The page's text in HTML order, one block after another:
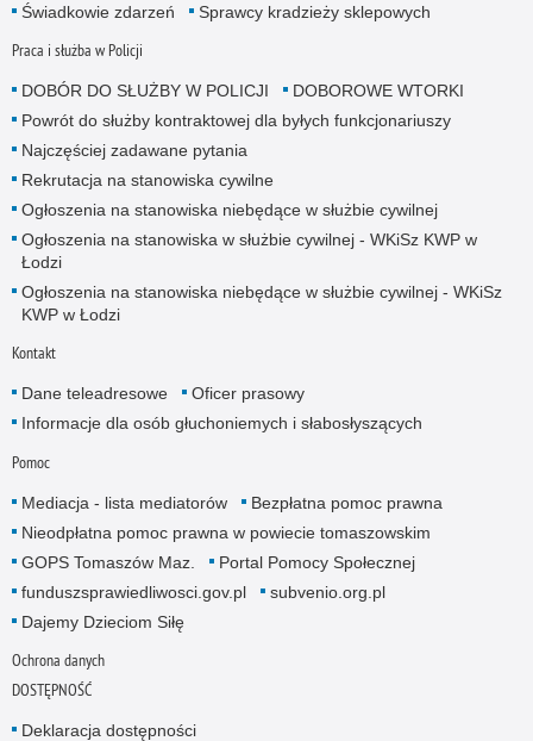
Świadkowie zdarzeń
Sprawcy kradzieży sklepowych
Praca i służba w Policji
DOBÓR DO SŁUŻBY W POLICJI
DOBOROWE WTORKI
Powrót do służby kontraktowej dla byłych funkcjonariuszy
Najczęściej zadawane pytania
Rekrutacja na stanowiska cywilne
Ogłoszenia na stanowiska niebędące w służbie cywilnej
Ogłoszenia na stanowiska w służbie cywilnej - WKiSz KWP w
Łodzi
Ogłoszenia na stanowiska niebędące w służbie cywilnej - WKiSz
KWP w Łodzi
Kontakt
Dane teleadresowe
Oficer prasowy
Informacje dla osób głuchoniemych i słabosłyszących
Pomoc
Mediacja - lista mediatorów
Bezpłatna pomoc prawna
Nieodpłatna pomoc prawna w powiecie tomaszowskim
GOPS Tomaszów Maz.
Portal Pomocy Społecznej
funduszsprawiedliwosci.gov.pl
subvenio.org.pl
Dajemy Dzieciom Siłę
Ochrona danych
DOSTĘPNOŚĆ
Deklaracja dostępności